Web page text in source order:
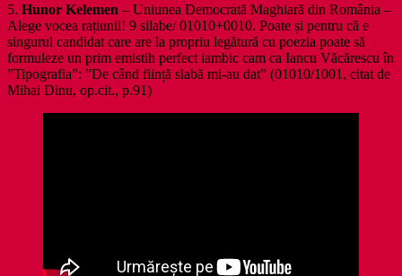
5. Hunor Kelemen – Uniunea Democrată Maghiară din România –
Alege vocea rațiunii! 9 silabe/ 01010+0010. Poate și pentru că e
singurul candidat care are la propriu legătură cu poezia poate să
formuleze un prim emistih perfect iambic cam ca Iancu Văcărescu în
”Tipografia”: ”De când ființă slabă mi-au dat” (01010/1001, citat de
Mihai Dinu, op.cit., p.91)